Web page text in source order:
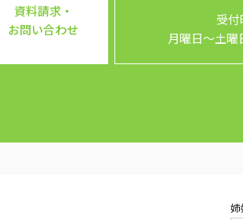
資料請求・
お問い合わせ
受
月曜日～土曜